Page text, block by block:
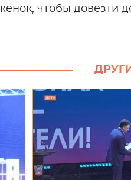
чтобы довезти